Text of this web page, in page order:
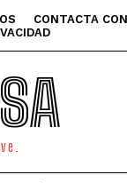
CONTACTA